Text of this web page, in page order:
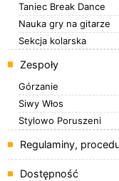
Taniec Break Dance
Nauka gry na gitarze
Sekcja kolarska
Zespoły
Górzanie
Siwy Włos
Stylowo Poruszeni
Regulaminy,
Dostępność